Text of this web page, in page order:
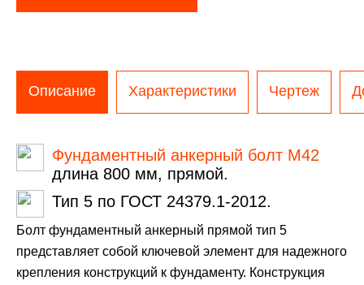
Описание Характеристики Чертеж
Фундаментный анкерный болт М42
длина 800 мм, прямой.
Тип 5 по ГОСТ 24379.1-2012.
Болт фундаментный анкерный прямой тип 5
представляет собой ключевой элемент для надежного
крепления конструкций к фундаменту. Конструкция